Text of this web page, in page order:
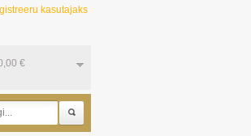
€
kasutajaks